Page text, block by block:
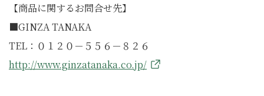
【商品に関するお問合せ先】
■GINZA TANAKA
TEL：０１２０－５５６－８２６
http://www.ginzatanaka.co.jp/